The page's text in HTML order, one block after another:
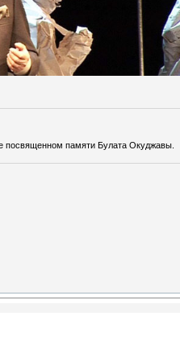
посвященном памяти Булата Окуджавы.